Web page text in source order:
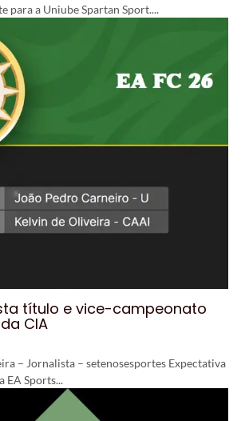
para a Uniube Spartan Sport....
título e vice-campeonato
CIA
– Jornalista – setenosesportes Expectativa
EA Sports...